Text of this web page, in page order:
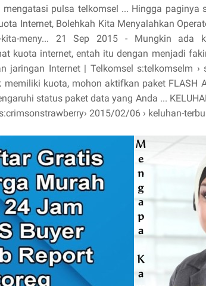
mengatasi pulsa telkomsel ... Hingga
Internet, Bolehkah Kita Menyalahkan
kita-meny... 21 Sep 2015 - Mungkin ada
kuota internet, entah itu dengan menjadi
jaringan Internet | Telkomsel s:telkomselm ›
kuota, mohon aktifkan paket FLASH
status paket data yang Anda ...
2015/02/06 › keluhan-